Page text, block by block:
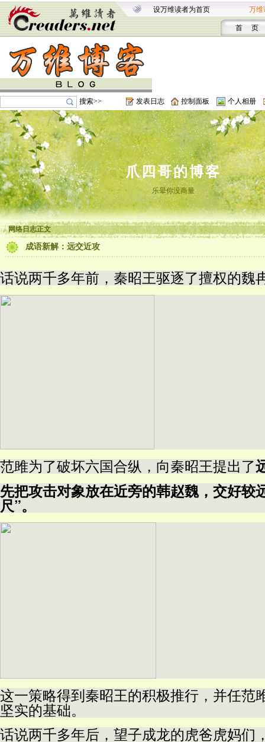
设万维读者为首页 万维
首 页
搜索>> 发表日志 控制面板 个人相册
爪四哥的博客
乐晕你没商量
网络日志正文
成语新解：远交近攻
话说两千多年前，秦昭王驱逐了擅权的魏
范雎为了破坏六国合纵，向秦昭王提出了
先把攻击对象放在近旁的韩赵魏，交好
尺”。
这一策略得到秦昭王的积极推行，并任范
坚实的基础。
话说两千多年后，望子成龙的虎爸虎妈们